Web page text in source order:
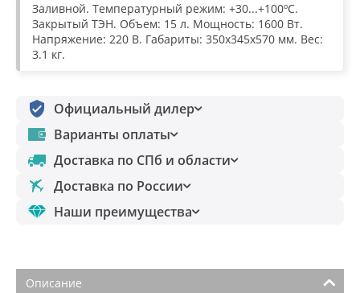
Заливной. Температурный режим: +30...+100ºС.
Закрытый ТЭН. Объем: 15 л. Мощность: 1600 Вт.
Напряжение: 220 В. Габариты: 350x345x570 мм. Вес:
3.1 кг.
Официальный дилер
Варианты оплаты
Доставка по СПб и области
Доставка по России
Наши преимущества
Описание